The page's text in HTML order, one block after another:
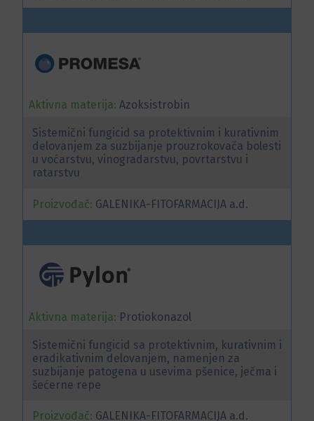
Aktivna materija: Azoksistrobin
Sistemični fungicid sa protektivnim i kurativnim
delovanjem za suzbijanje prouzrokovača bolesti
u voćarstvu, vinogradarstvu, povrtarstvu i
ratarstvu
Proizvođač: GALENIKA-FITOFARMACIJA a.d.
Aktivna materija: Protiokonazol
Sistemični fungicid sa protektivnim, kurativnim i
eradikativnim delovanjem, namenjen za
suzbijanje patogena u usevima pšenice, ječma i
šećerne repe
Proizvođač: GALENIKA-FITOFARMACIJA a.d.